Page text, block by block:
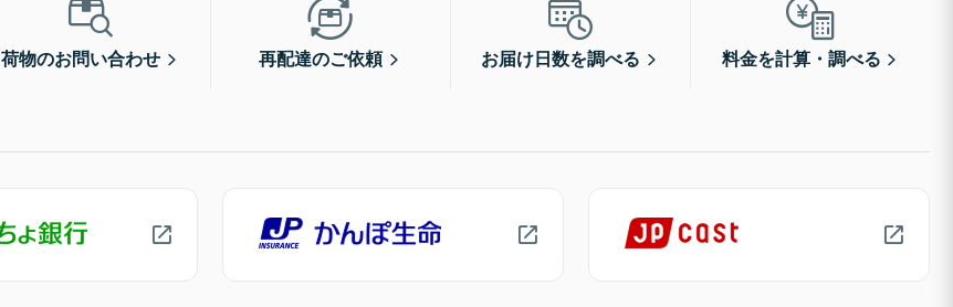
荷物のお問い合わせ 再配達のご依頼 お届け日数を調べる 料金を計算・調べる